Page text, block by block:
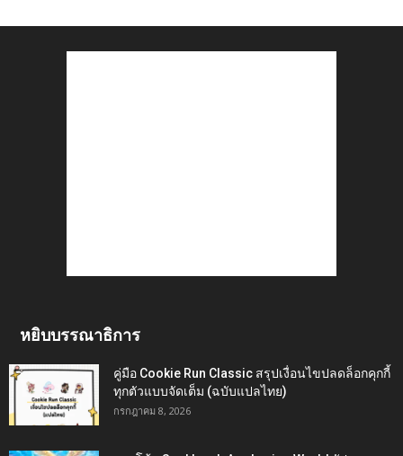
หยิบบรรณาธิการ
คู่มือ Cookie Run Classic สรุปเงื่อนไขปลดล็อกคุกกี้
ทุกตัวแบบจัดเต็ม (ฉบับแปลไทย)
กรกฎาคม 8, 2026